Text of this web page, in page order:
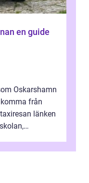
Oskarshamn
från
länken